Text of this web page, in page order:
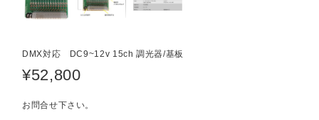
DMX対応 DC9~12v 15ch 調光器/基板
¥52,800
お問合せ下さい。